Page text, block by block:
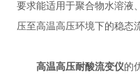
要求能适用于聚合物水溶液
压至高温高压环境下的稳态
高温高压耐酸流变仪的